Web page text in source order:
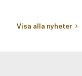
Visa alla nyheter